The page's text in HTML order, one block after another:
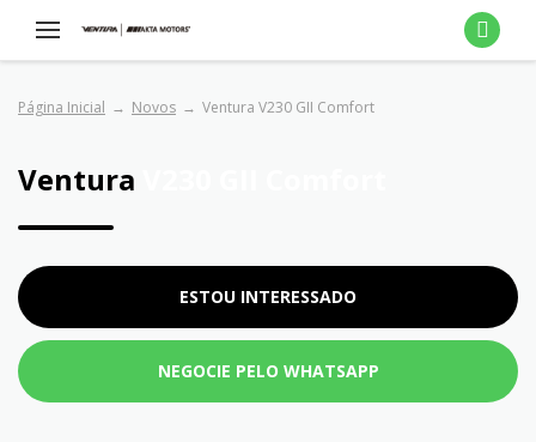
Página Inicial Novos Ventura V230 GII Comfort
Ventura
ESTOU INTERESSADO
NEGOCIE PELO WHATSAPP